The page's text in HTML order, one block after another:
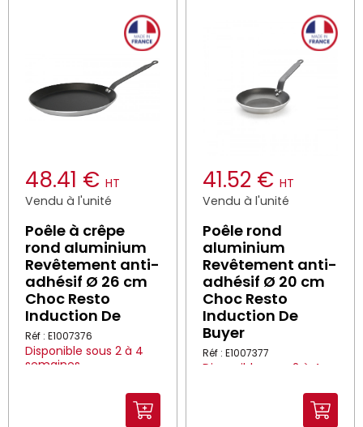
48.41 € HT
Vendu à l'unité
Poêle à crêpe
rond aluminium
Revêtement anti-
adhésif Ø 26 cm
Choc Resto
Induction De
Réf : E1007376
Disponible sous 2 à 4
semaines
41.52 € HT
Vendu à l'unité
Poêle rond
aluminium
Revêtement anti-
adhésif Ø 20 cm
Choc Resto
Induction De
Buyer
Réf : E1007377
Disponible sous 2 à 4